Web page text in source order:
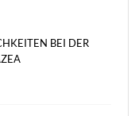
BEI DER